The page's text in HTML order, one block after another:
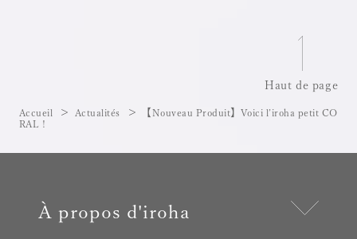
Haut de page
Accueil Actualités
【Nouveau Produit】Voici l’iroha petit CO
RAL !
À propos d'iroha